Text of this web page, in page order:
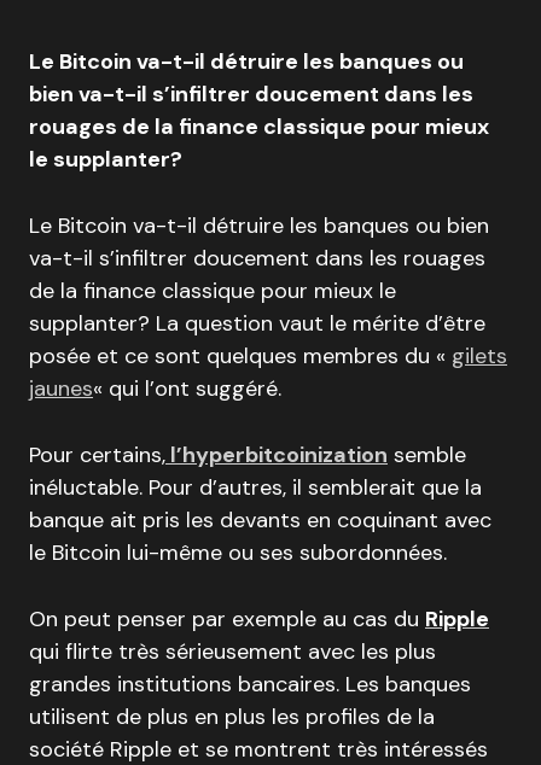
Le Bitcoin va-t-il détruire les banques ou
bien va-t-il s’infiltrer doucement dans les
rouages de la finance classique pour mieux
le supplanter?
Le Bitcoin va-t-il détruire les banques ou bien
va-t-il s’infiltrer doucement dans les rouages
de la finance classique pour mieux le
supplanter? La question vaut le mérite d’être
posée et ce sont quelques membres du « gilets
jaunes« qui l’ont suggéré.
Pour certains, l’hyperbitcoinization semble
inéluctable. Pour d’autres, il semblerait que la
banque ait pris les devants en coquinant avec
le Bitcoin lui-même ou ses subordonnées.
On peut penser par exemple au cas du Ripple
qui flirte très sérieusement avec les plus
grandes institutions bancaires. Les banques
utilisent de plus en plus les profiles de la
société Ripple et se montrent très intéressés